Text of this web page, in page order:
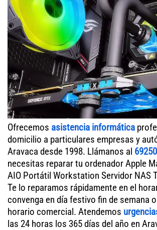
Ofrecemos asistencia informática
domicilio a particulares empresas y
Aravaca desde 1998. Llámanos al
necesitas reparar tu ordenador Apple
AIO Portátil Workstation Servidor NAS
Te lo reparamos rápidamente en el
convenga en día festivo fin de semana
horario comercial. Atendemos
las 24 horas los 365 días del año en